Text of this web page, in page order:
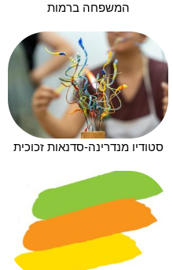
המשפחה ברמות
סטודיו מנדרינה-סדנאות זכוכית